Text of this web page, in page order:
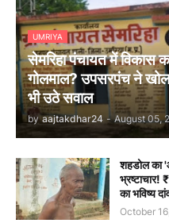
UMRIYA
सेमरिहा पंचायत में विकास
गोलमाल? उपसरपंच ने
भी उठे सवाल
by aajtakdhar24 - August 05,
शहडोल का
भ्रष्टाचार!
का भविष्य
October